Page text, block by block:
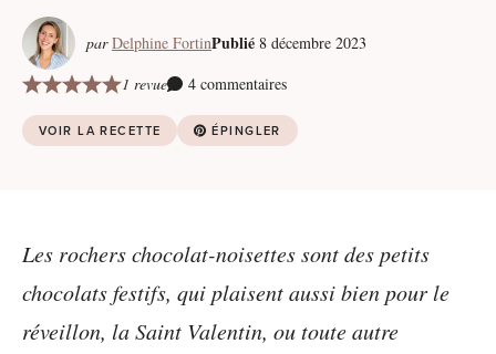
par Delphine FortinPublié 8 décembre 2023
1 revue
4 commentaires
VOIR LA RECETTE ÉPINGLER
Les rochers chocolat-noisettes sont des petits
chocolats festifs, qui plaisent aussi bien pour le
réveillon, la Saint Valentin, ou toute autre